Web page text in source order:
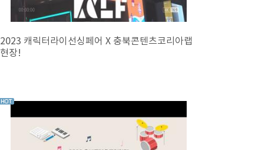
2023 캐릭터라이선싱페어 X 충북콘텐츠코리아랩
현장!